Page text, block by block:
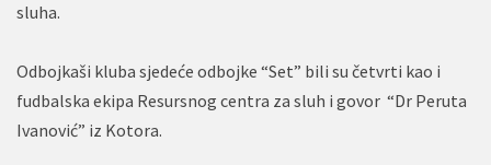
sluha.
Odbojkaši kluba sjedeće odbojke “Set” bili su četvrti kao i
fudbalska ekipa Resursnog centra za sluh i govor “Dr Peruta
Ivanović” iz Kotora.